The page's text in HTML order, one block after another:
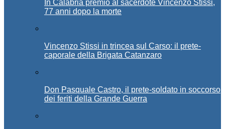
In Calabria premio al sacerdote Vincenzo Stissi,
77 anni dopo la morte
Vincenzo Stissi in trincea sul Carso: il prete-
caporale della Brigata Catanzaro
Don Pasquale Castro, il prete-soldato in soccorso
dei feriti della Grande Guerra